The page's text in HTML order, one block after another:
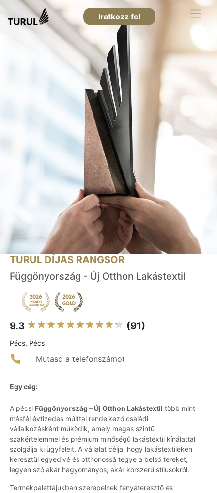
Iratkozz fel
TURUL DÍJAS RANGSOR
Függönyország - Új Otthon Lakástextil
9.3 (91)
Pécs, Pécs
Mutasd a telefonszámot
Egy cég:
A pécsi Függönyország – Új Otthon Lakástextil több mint
másfél évtizedes múlttal rendelkező családi
vállalkozásként működik, amely magas szintű
szakértelemmel és prémium minőségű lakástextil kínálattal
szolgálja ki ügyfeleit. A vállalat célja, hogy lakástextileken
keresztül egyedivé és otthonossá tegye a belső tereket,
legyen szó akár hagyományos, akár korszerű stílusokról.
Termékpalettájukban szerepelnek fényáteresztő és